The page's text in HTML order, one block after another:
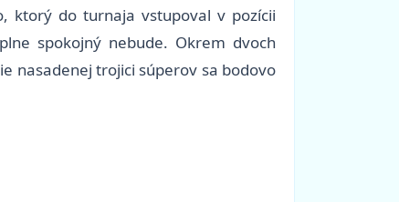
ktorý do turnaja vstupoval v pozícii
spokojný nebude. Okrem dvoch
nasadenej trojici súperov sa bodovo